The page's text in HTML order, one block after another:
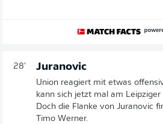
28' Juranovic
Union reagiert mit etwas
kann sich jetzt mal am
Doch die Flanke von Juranovic
Timo Werner.